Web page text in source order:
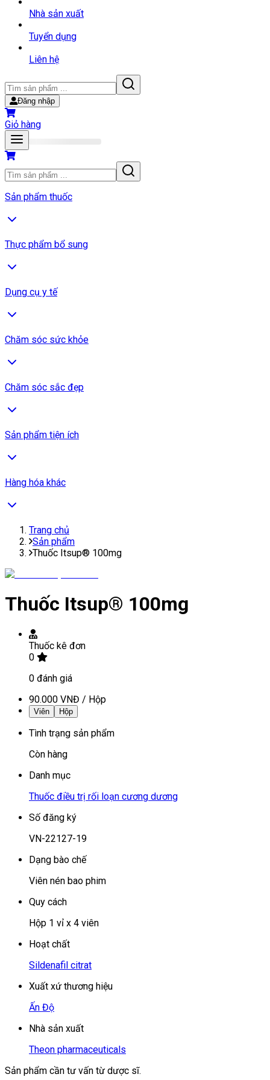
Nhà sản xuất
Tuyển dụng
Liên hệ
Đăng nhập
Giỏ hàng
Sản phẩm thuốc
Thực phẩm bổ sung
Dụng cụ y tế
Chăm sóc sức khỏe
Chăm sóc sắc đẹp
Sản phẩm tiện ích
Hàng hóa khác
Trang chủ
Sản phẩm
Thuốc Itsup® 100mg
Thuốc Itsup® 100mg
Thuốc kê đơn
0
0 đánh giá
90.000 VNĐ / Hộp
Viên Hộp
Tình trạng sản phẩm
Còn hàng
Danh mục
Thuốc điều trị rối loạn cương dương
Số đăng ký
VN-22127-19
Dạng bào chế
Viên nén bao phim
Quy cách
Hộp 1 vỉ x 4 viên
Hoạt chất
Sildenafil citrat
Xuất xứ thương hiệu
Ấn Độ
Nhà sản xuất
Theon pharmaceuticals
Sản phẩm cần tư vấn từ dược sĩ.